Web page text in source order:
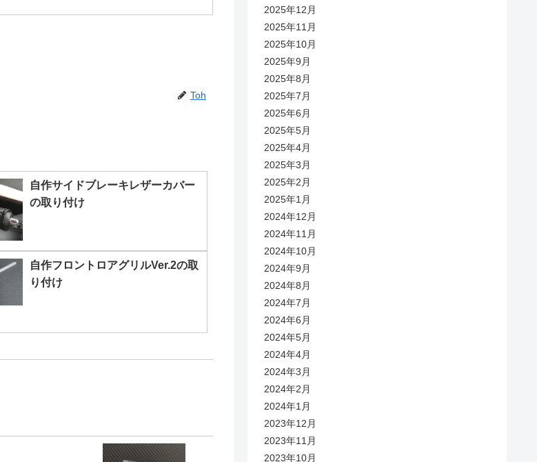
Toh
自作サイドブレーキレザーカバー
の取り付け
自作フロントロアグリルVer.2の取
り付け
2025年12月
2025年11月
2025年10月
2025年9月
2025年8月
2025年7月
2025年6月
2025年5月
2025年4月
2025年3月
2025年2月
2025年1月
2024年12月
2024年11月
2024年10月
2024年9月
2024年8月
2024年7月
2024年6月
2024年5月
2024年4月
2024年3月
2024年2月
2024年1月
2023年12月
2023年11月
2023年10月